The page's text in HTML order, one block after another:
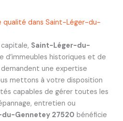
qualité dans Saint-Léger-du-
Saint-Léger-du-
d’immeubles historiques et de
une expertise
mettons à votre disposition
capables de gérer toutes les
entretien ou
Gennetey 27520 bénéficie